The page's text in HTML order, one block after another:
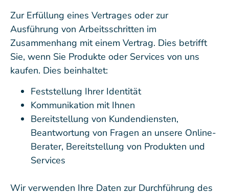
Zur Erfüllung eines Vertrages oder zur
Ausführung von Arbeitsschritten im
Zusammenhang mit einem Vertrag. Dies betrifft
Sie, wenn Sie Produkte oder Services von uns
kaufen. Dies beinhaltet:
Feststellung Ihrer Identität
Kommunikation mit Ihnen
Bereitstellung von Kundendiensten,
Beantwortung von Fragen an unsere Online-
Berater, Bereitstellung von Produkten und
Services
Wir verwenden Ihre Daten zur Durchführung des